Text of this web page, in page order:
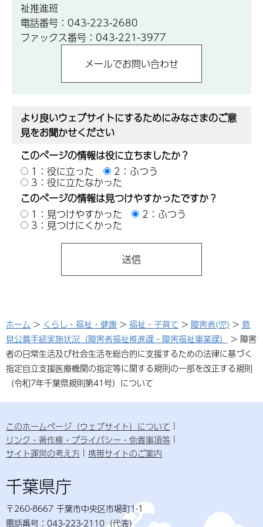
祉推進班
電話番号：043-223-2680
ファックス番号：043-221-3977
より良いウェブサイトにするためにみなさまのご意
見をお聞かせください
このページの情報は役に立ちましたか？
1：役に立った
2：ふつう
3：役に立たなかった
このページの情報は見つけやすかったですか？
1：見つけやすかった
2：ふつう
3：見つけにくかった
ホーム > くらし・福祉・健康 > 福祉・子育て > 障害者(児) > 意
見公募手続実施状況（障害者福祉推進課・障害福祉事業課）
> 障害
者の日常生活及び社会生活を総合的に支援するための法律に基づく
指定自立支援医療機関の指定等に関する規則の一部を改正する規則
（令和7年千葉県規則第41号）について
このホームページ（ウェブサイト）について
リンク・著作権・プライバシー・免責事項等
サイト運営の考え方
携帯サイトのご案内
千葉県庁
〒260-8667 千葉市中央区市場町1-1
電話番号：043-223-2110（代表）